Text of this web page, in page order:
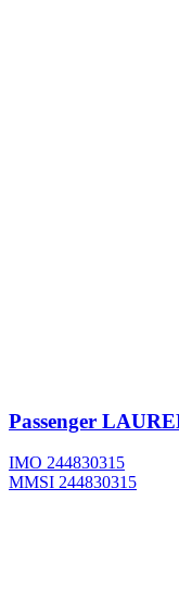
Passenger
IMO 244830315
MMSI 244830315